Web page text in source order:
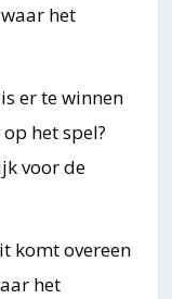
het
er te winnen
het spel?
voor de
komt overeen
het